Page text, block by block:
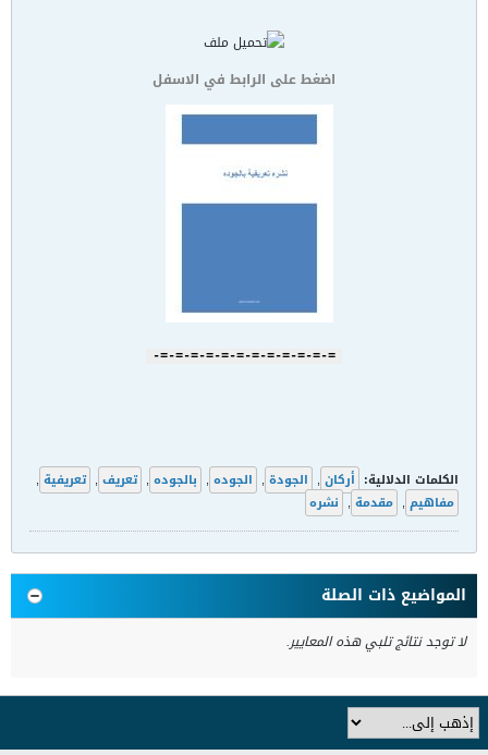
اضغط على الرابط في الاسفل
=-=-=-=-=-=-=-=-=-=-=-=-
الكلمات الدلالية: أركان , الجودة , الجوده , بالجوده , تعريف , تعريفية ,
مفاهيم , مقدمة , نشره
المواضيع ذات الصلة
لا توجد نتائج تلبي هذه المعايير.